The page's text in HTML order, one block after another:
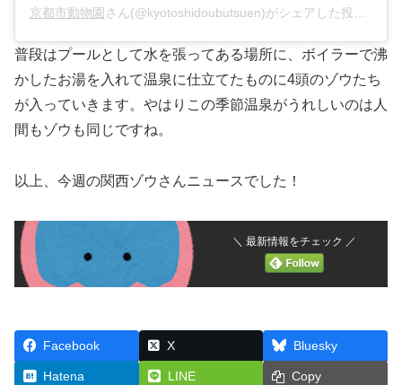
京都市動物園 さん(@kyotoshidoubutsuen)がシェアした投稿 –
普段はプールとして水を張ってある場所に、ボイラーで沸
かしたお湯を入れて温泉に仕立てたものに4頭のゾウたち
が入っていきます。やはりこの季節温泉がうれしいのは人
間もゾウも同じですね。
以上、今週の関西ゾウさんニュースでした！
＼ 最新情報をチェック ／
Facebook X Bluesky
Hatena LINE Copy